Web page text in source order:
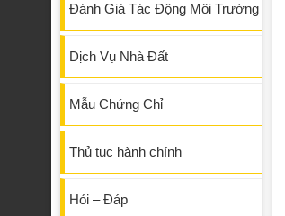
Đánh Giá Tác Động Môi Trường
Dịch Vụ Nhà Đất
Mẫu Chứng Chỉ
Thủ tục hành chính
Hỏi – Đáp